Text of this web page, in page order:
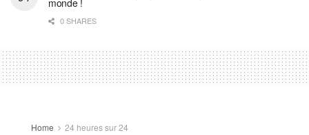
0 SHARES
Home 24 heures sur 24